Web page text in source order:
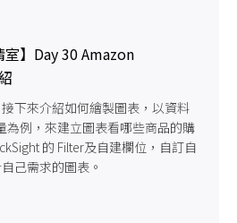
室】Day 30 Amazon
下來介紹如何繪製圖表，以資料
為例，來建立圖表看哪些商品的購
的 Filter及自建欄位，自訂自
己需求的圖表。